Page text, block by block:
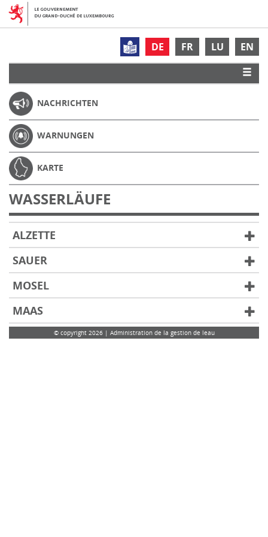
DE FR LU EN
NACHRICHTEN
WARNUNGEN
KARTE
WASSERLÄUFE
ALZETTE
SAUER
MOSEL
MAAS
© copyright 2026 | Administration de la gestion de leau